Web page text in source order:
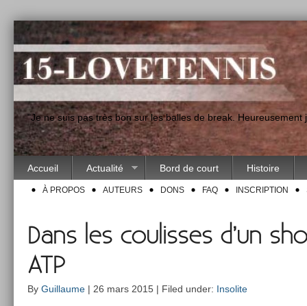
"Je ne suis pas très bon sur les balles de break.
Accueil Actualité Bord de court Histoire
À PROPOS AUTEURS DONS FAQ INSCRIPTION
Dans les coulisses d’un
ATP
By Guillaume | 26 mars 2015 | Filed under: Insolite